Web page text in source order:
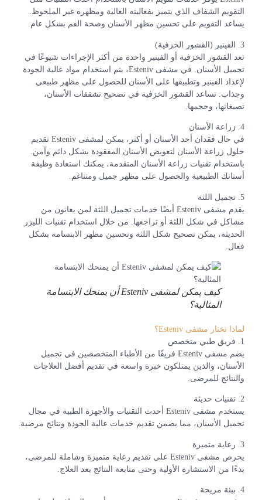
التقويم الشفاف الذي يتميز بفعاليته العالية ومظهره غير الملحوظ.
يساعد التقويم على تحسين مظهر الأسنان وصحة الفم بشكل عام.
3. الفينير (القشور الخزفية)
تعد القشور الخزفية أو الفينير واحدة من أكثر الإجراءات شيوعًا في
تجميل الأسنان. في مشفى Esteniv، يتم استخدام مواد عالية الجودة
لإعداد الفينير وتطبيقها على الأسنان للحصول على مظهر طبيعي
وجذاب. تساعد القشور الخزفية في تصحيح تشققات الأسنان،
تصبغاتها، وحجمها.
4. زراعة الأسنان
في حال فقدان أحد الأسنان أو أكثر، يمكن لمشفى Esteniv تقديم
حلول زراعة الأسنان لتعويض الأسنان المفقودة بشكل دائم وآمن.
باستخدام تقنيات زراعة الأسنان المتقدمة، يمكنك استعادة وظيفة
أسنانك الطبيعية والحصول على مظهر جميل ومتناغم.
5. تجميل اللثة
يقدم مشفى Esteniv أيضًا خدمات تجميل اللثة لمن يعانون من
مشاكل في شكل اللثة أو تراجعها. من خلال استخدام تقنيات الليزر
الحديثة، يمكن تصحيح شكل اللثة وتحسين مظهر الابتسامة بشكل
فعال.
كيف يمكن لمشفى Esteniv أن يمنحك الابتسامة
المثالية؟
لماذا تختار مشفى Esteniv؟
1. فريق طبي متخصص
يضم مشفى Esteniv فريقًا من الأطباء المتخصصين في تجميل
الأسنان، والذين يمتلكون خبرة واسعة في تقديم أفضل العلاجات
والنتائج للمرضى.
2. تقنيات حديثة
يستخدم مشفى Esteniv أحدث التقنيات والأجهزة الطبية في مجال
تجميل الأسنان، مما يضمن تقديم خدمات عالية الجودة ونتائج مرضية.
3. رعاية متميزة
يحرص مشفى Esteniv على تقديم رعاية متميزة وشاملة للمرضى،
بدءًا من الاستشارة الأولية وحتى متابعة النتائج بعد العلاج.
4. بيئة مريحة